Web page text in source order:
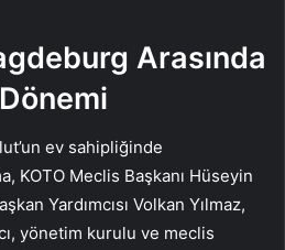
Arasında
ev sahipliğinde
KOTO Meclis Başkanı Hüseyin
Yardımcısı Volkan Yılmaz,
yönetim kurulu ve meclis